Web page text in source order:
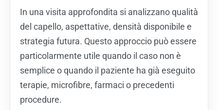
In una visita approfondita si analizzano qualità
del capello, aspettative, densità disponibile e
strategia futura. Questo approccio può essere
particolarmente utile quando il caso non è
semplice o quando il paziente ha già eseguito
terapie, microfibre, farmaci o precedenti
procedure.